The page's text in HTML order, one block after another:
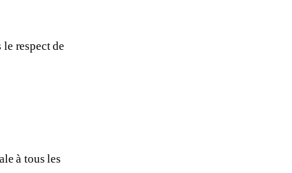
respect de
à tous les